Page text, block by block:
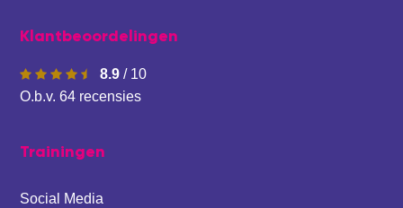
Klantbeoordelingen
8.9 / 10
O.b.v.64 recensies
Trainingen
Social Media